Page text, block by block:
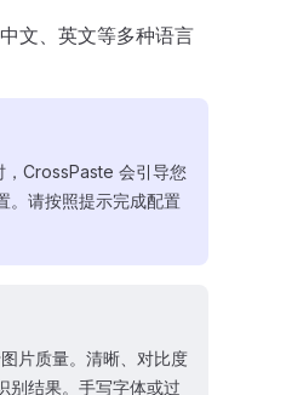
文、英文等多种语言
，CrossPaste 会引导您
。请按照提示完成配置
片质量。清晰、对比度
别结果。手写字体或过